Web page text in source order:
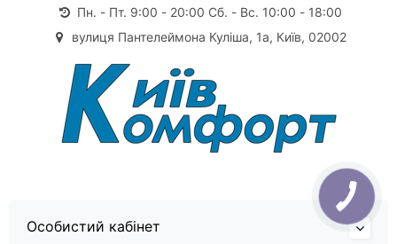
Пн. - Пт. 9:00 - 20:00 Сб. - Вс. 10:00 - 18:00
вулиця Пантелеймона Куліша, 1а, Київ, 02002
Особистий кабінет